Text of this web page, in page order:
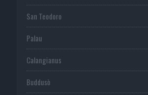
San Teodoro
Palau
Calangianus
Buddusò